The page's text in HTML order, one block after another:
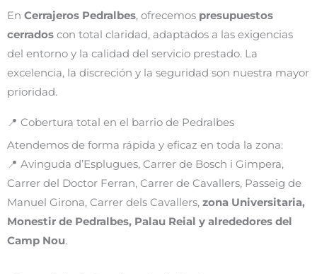
En Cerrajeros Pedralbes, ofrecemos presupuestos
cerrados con total claridad, adaptados a las exigencias
del entorno y la calidad del servicio prestado. La
excelencia, la discreción y la seguridad son nuestra mayor
prioridad.
📍 Cobertura total en el barrio de Pedralbes
Atendemos de forma rápida y eficaz en toda la zona:
📍 Avinguda d’Esplugues, Carrer de Bosch i Gimpera,
Carrer del Doctor Ferran, Carrer de Cavallers, Passeig de
Manuel Girona, Carrer dels Cavallers, zona Universitaria,
Monestir de Pedralbes, Palau Reial y alrededores del
Camp Nou.